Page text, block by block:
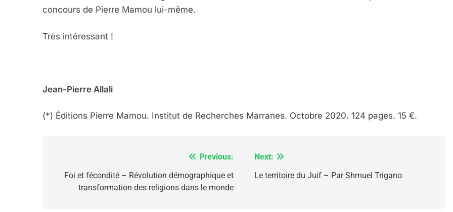
concours de Pierre Mamou lui-même.
Très intéressant !
Jean-Pierre Allali
(*) Éditions Pierre Mamou. Institut de Recherches Marranes. Octobre 2020. 124 pages. 15 €.
de
Previous:
Foi et fécondité – Révolution démographique et
transformation des religions dans le monde
Next:
Le territoire du Juif – Par Shmuel Trigano
CE QUI NOUS MANQUE – Jacques Hadida